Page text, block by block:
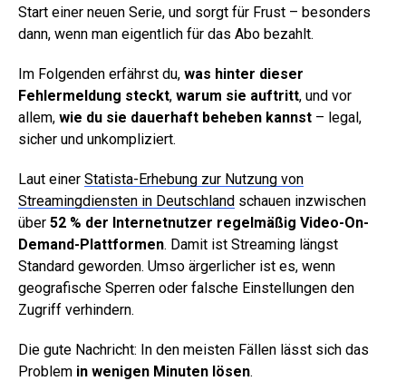
Start einer neuen Serie, und sorgt für Frust – besonders
dann, wenn man eigentlich für das Abo bezahlt.
Im Folgenden erfährst du, was hinter dieser
Fehlermeldung steckt, warum sie auftritt, und vor
allem, wie du sie dauerhaft beheben kannst – legal,
sicher und unkompliziert.
Laut einer Statista-Erhebung zur Nutzung von
Streamingdiensten in Deutschland schauen inzwischen
über 52 % der Internetnutzer regelmäßig Video-On-
Demand-Plattformen. Damit ist Streaming längst
Standard geworden. Umso ärgerlicher ist es, wenn
geografische Sperren oder falsche Einstellungen den
Zugriff verhindern.
Die gute Nachricht: In den meisten Fällen lässt sich das
Problem in wenigen Minuten lösen.